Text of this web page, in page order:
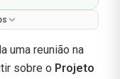
uma reunião na
sobre o Projeto